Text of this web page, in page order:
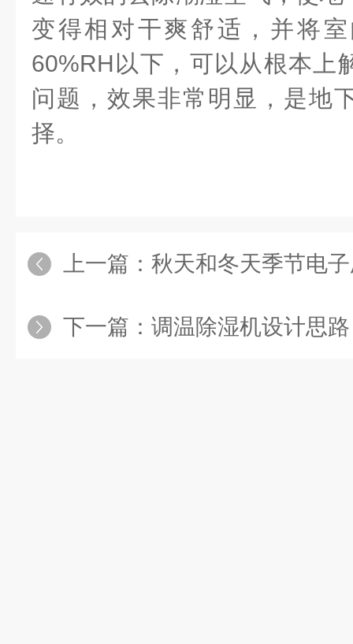
变得相对干爽舒适，并将
60%RH 以下，可以从根本上
问题，效果非常明显，是地
择。
上一篇： 秋天和冬天季节电子厂
下一篇： 调温除湿机设计思路